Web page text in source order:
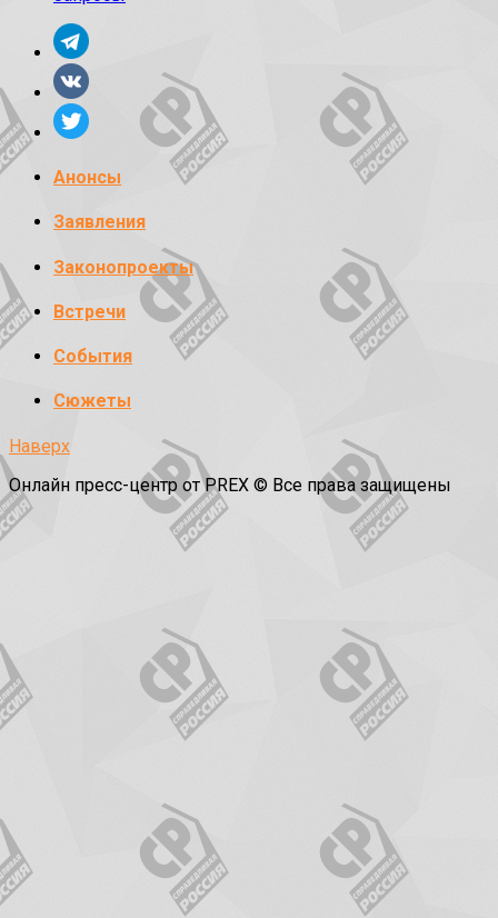
Анонсы
Заявления
Законопроекты
Встречи
События
Сюжеты
Наверх
Онлайн пресс-центр от PREX © Все права защищены